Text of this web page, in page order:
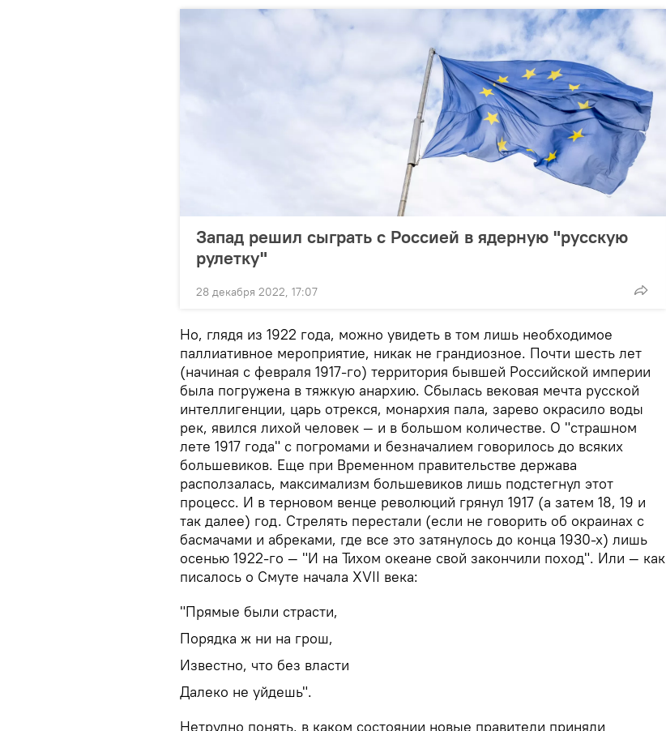
Запад решил сыграть с Россией в ядерную "русскую
рулетку"
28 декабря 2022, 17:07
Но, глядя из 1922 года, можно увидеть в том лишь необходимое
паллиативное мероприятие, никак не грандиозное. Почти шесть лет
(начиная с февраля 1917-го) территория бывшей Российской империи
была погружена в тяжкую анархию. Сбылась вековая мечта русской
интеллигенции, царь отрекся, монархия пала, зарево окрасило воды
рек, явился лихой человек — и в большом количестве. О "страшном
лете 1917 года" с погромами и безначалием говорилось до всяких
большевиков. Еще при Временном правительстве держава
расползалась, максимализм большевиков лишь подстегнул этот
процесс. И в терновом венце революций грянул 1917 (а затем 18, 19 и
так далее) год. Стрелять перестали (если не говорить об окраинах с
басмачами и абреками, где все это затянулось до конца 1930-х) лишь
осенью 1922-го — "И на Тихом океане свой закончили поход". Или — как
писалось о Смуте начала XVII века:
"Прямые были страсти,
Порядка ж ни на грош,
Известно, что без власти
Далеко не уйдешь".
Нетрудно понять, в каком состоянии новые правители приняли